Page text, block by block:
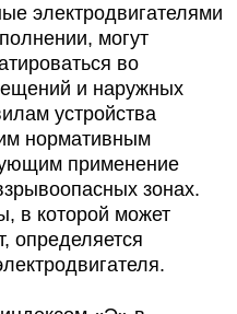
электродвигателями
могут
во
и наружных
устройства
нормативным
применение
зонах.
в которой может
определяется